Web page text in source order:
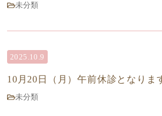
未分類
2025.10.9
10月20日（月）午前休診となりま
未分類